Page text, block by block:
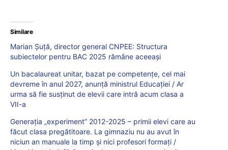
Similare
Marian Șuță, director general CNPEE: Structura
subiectelor pentru BAC 2025 rămâne aceeași
Un bacalaureat unitar, bazat pe competențe, cel mai
devreme în anul 2027, anunță ministrul Educației / Ar
urma să fie susținut de elevii care intră acum clasa a
VII-a
Generația „experiment” 2012-2025 – primii elevi care au
făcut clasa pregătitoare. La gimnaziu nu au avut în
niciun an manuale la timp și nici profesori formați /